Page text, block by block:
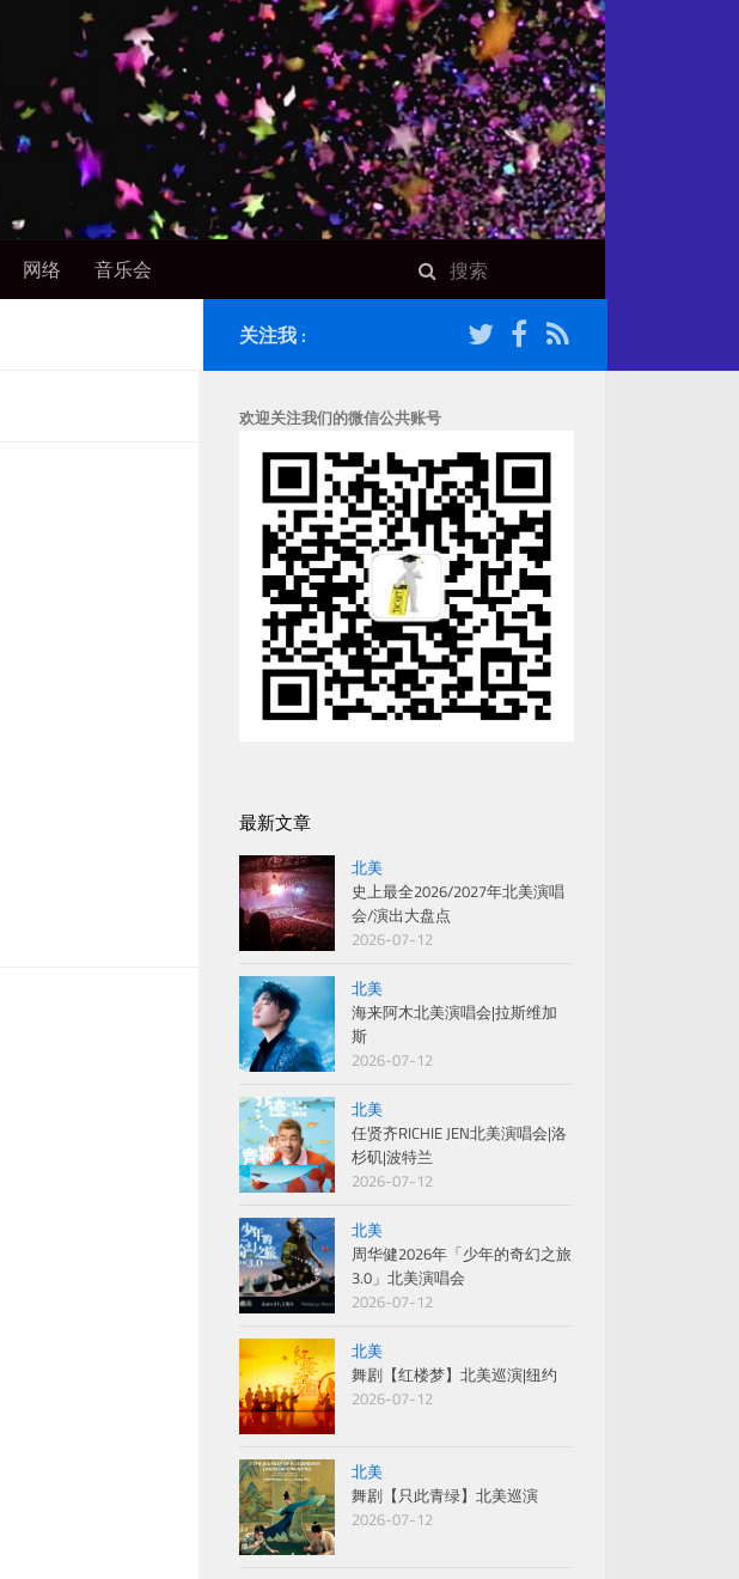
网络 音乐会
关注我 :
欢迎关注我们的微信公共账号
最新文章
北美
史上最全2026/2027年北美演唱
会/演出大盘点
2026-07-12
北美
海来阿木北美演唱会|拉斯维加
斯
2026-07-12
北美
任贤齐RICHIE JEN北美演唱会|洛
杉矶|波特兰
2026-07-12
北美
周华健2026年「少年的奇幻之旅
3.0」北美演唱会
2026-07-12
北美
舞剧【红楼梦】北美巡演|纽约
2026-07-12
北美
舞剧【只此青绿】北美巡演
2026-07-12